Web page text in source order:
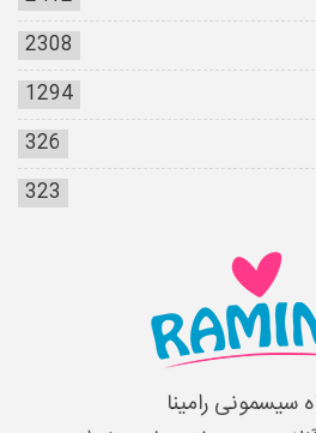
2308
1294
326
323
سیسمونی رامینا